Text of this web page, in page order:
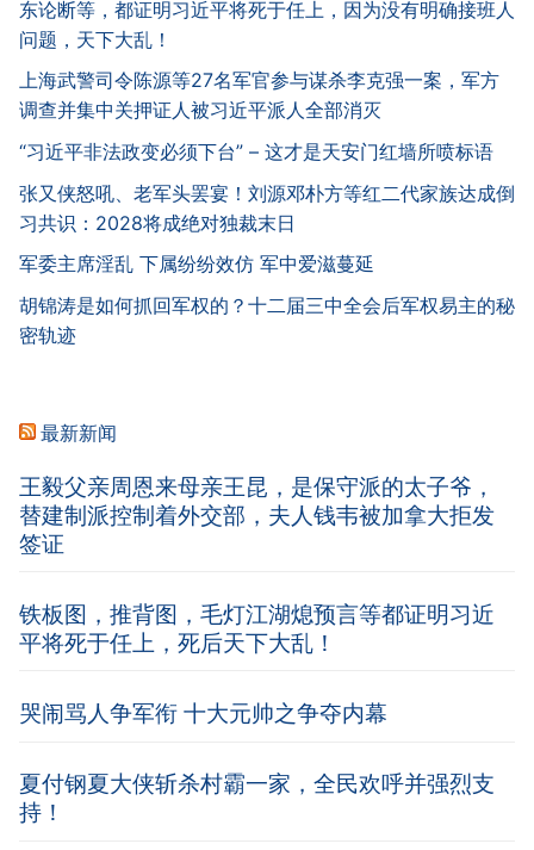
东论断等，都证明习近平将死于任上，因为没有明确接班人
问题，天下大乱！
上海武警司令陈源等27名军官参与谋杀李克强一案，军方
调查并集中关押证人被习近平派人全部消灭
“习近平非法政变必须下台” – 这才是天安门红墙所喷标语
张又侠怒吼、老军头罢宴！刘源邓朴方等红二代家族达成倒
习共识：2028将成绝对独裁末日
军委主席淫乱 下属纷纷效仿 军中爱滋蔓延
胡锦涛是如何抓回军权的？十二届三中全会后军权易主的秘
密轨迹
最新新闻
王毅父亲周恩来母亲王昆，是保守派的太子爷，
替建制派控制着外交部，夫人钱韦被加拿大拒发
签证
铁板图，推背图，毛灯江湖熄预言等都证明习近
平将死于任上，死后天下大乱！
哭闹骂人争军衔 十大元帅之争夺内幕
夏付钢夏大侠斩杀村霸一家，全民欢呼并强烈支
持！